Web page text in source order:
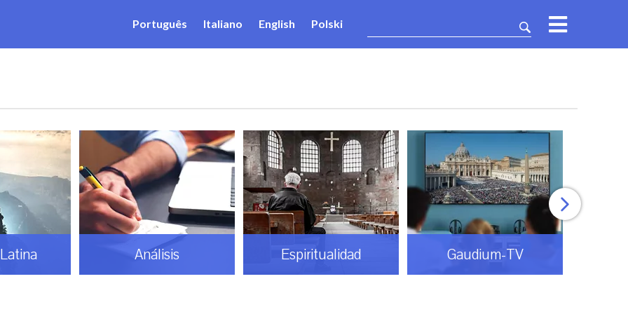
Português Italiano English Polski
Análisis Espiritualidad Gaudium-TV